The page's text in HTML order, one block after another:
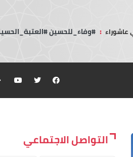
عاشوراء : #وفاء_للحسين
التواصل الاجتماعي